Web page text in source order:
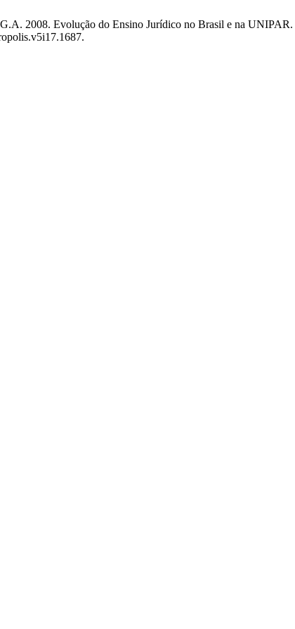
2008. Evolução do Ensino Jurídico no Brasil e na UNIPAR.